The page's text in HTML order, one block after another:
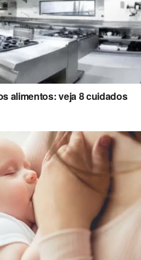
alimentos: veja 8 cuidados